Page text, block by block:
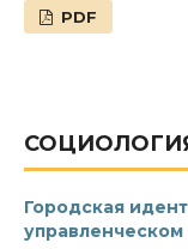
PDF
Городская